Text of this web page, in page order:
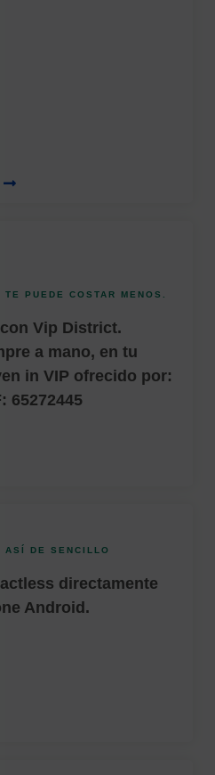
PUEDE COSTAR MENOS.
Vip District.
a mano, en tu
in VIP ofrecido por:
65272445
ASÍ DE SENCILLO
directamente
Android.